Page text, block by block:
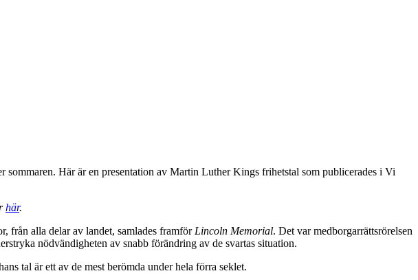
Här är en presentation av Martin Luther Kings frihetstal som publicerades i Vi
här.
från alla delar av landet, samlades framför Lincoln Memorial. Det var medborgarrättsrörelsen
nödvändigheten av snabb förändring av de svartas situation.
tal är ett av de mest berömda under hela förra seklet.